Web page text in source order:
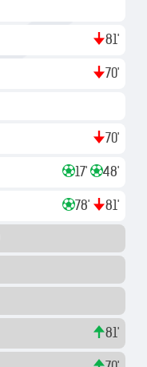
81'
70'
70'
17' 48'
78' 81'
81'